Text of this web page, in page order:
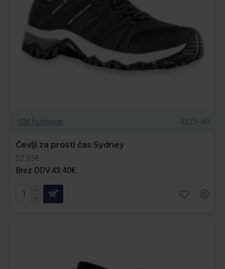
VM footwear 4225-60
Čevlji za prosti čas Sydney
52.95€
Brez DDV:43.40€